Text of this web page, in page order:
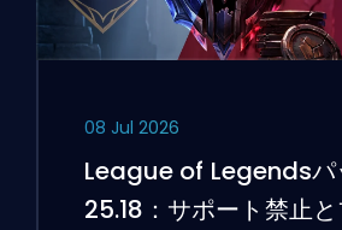
08 Jul 2026
League of Legendsパ
25.18：サポート禁止